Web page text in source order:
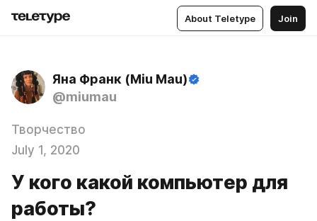
About Teletype Join
Яна Франк (Miu Mau)
@miumau
Творчество
July 1, 2020
У кого какой компьютер для
работы?